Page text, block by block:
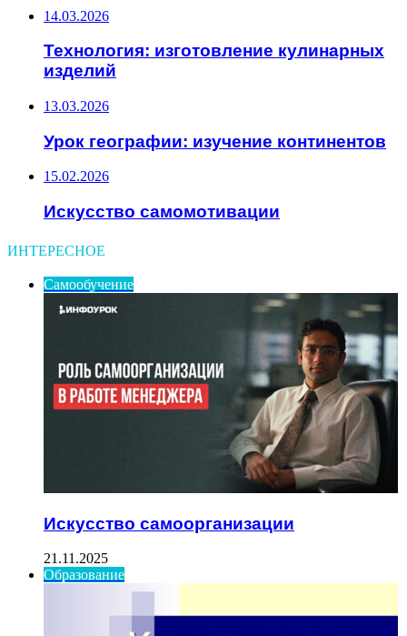
14.03.2026
Технология: изготовление кулинарных
изделий
13.03.2026
Урок географии: изучение континентов
15.02.2026
Искусство самомотивации
ИНТЕРЕСНОЕ
Самообучение
Искусство самоорганизации
21.11.2025
Образование